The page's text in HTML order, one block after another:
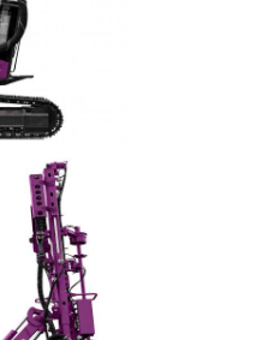
message